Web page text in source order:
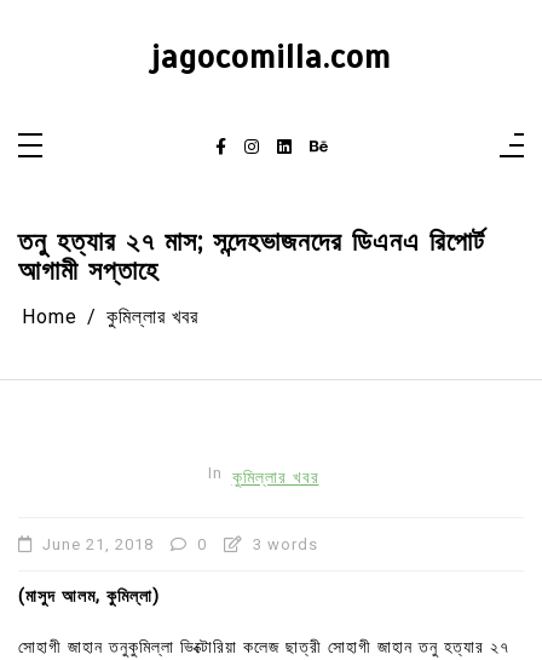
jagocomilla.com
তনু হত্যার ২৭ মাস; সন্দেহভাজনদের ডিএনএ রিপোর্ট
আগামী সপ্তাহে
Home কুমিল্লার খবর
In কুমিল্লার খবর
June 21, 2018 0 3 words
(মাসুদ আলম, কুমিল্লা)
সোহাগী জাহান তনুকুমিল্লা ভিক্টোরিয়া কলেজ ছাত্রী সোহাগী জাহান তনু হত্যার ২৭